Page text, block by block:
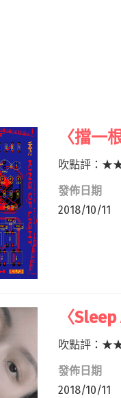
〈擋一
吹點評：
發佈日期
2018/10/11
〈
吹點評：
發佈日期
2018/10/11